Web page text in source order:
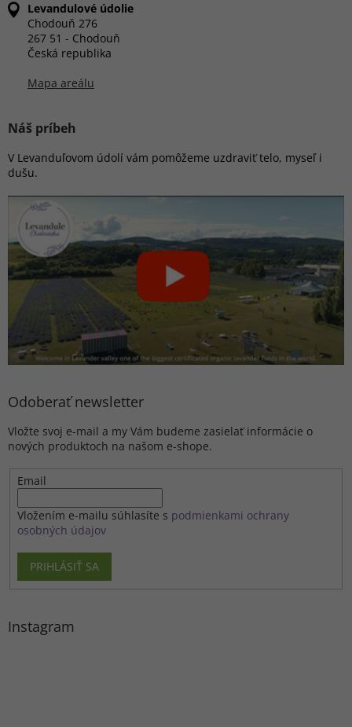
Levandulové údolie
Chodouň 276
267 51 - Chodouň
Česká republika
Mapa areálu
Náš príbeh
V Levanduľovom údolí vám pomôžeme uzdraviť telo, myseľ i
dušu.
Odoberať newsletter
Vložte svoj e-mail a my Vám budeme zasielať informácie o
nových produktoch na našom e-shope.
Email
Vložením e-mailu súhlasíte s podmienkami ochrany
osobných údajov
PRIHLÁSIŤ SA
Instagram